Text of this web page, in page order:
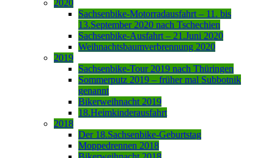
2020
Sachsenbike-Motorradausfahrt – 11. bis
13.September 2020 nach Tschechien
Sachsenbike-Ausfahrt – 21.Juni 2020
Weihnachtsbaumverbrennung 2020
2019
Sachsenbike-Tour 2019 nach Thüringen
Sommerputz 2019 – früher mal Subbotnik
genannt
Bikerweihnacht 2019
18.Heimkinderausfahrt
2018
Der 18.Sachsenbike-Geburtstag
Moppedrennen 2018